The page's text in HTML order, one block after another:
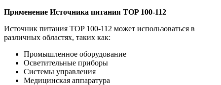
Применение Источника питания TOP 100-112
Источник питания TOP 100-112 может использоваться в
различных областях, таких как:
Промышленное оборудование
Осветительные приборы
Системы управления
Медицинская аппаратура